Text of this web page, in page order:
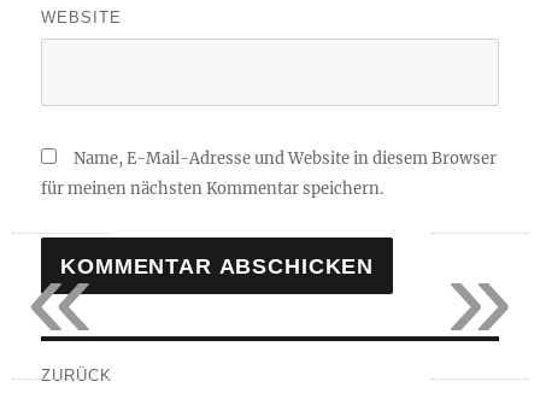
WEBSITE
Name, E-Mail-Adresse und Website in diesem Browser
für meinen nächsten Kommentar speichern.
ZURÜCK
»
«